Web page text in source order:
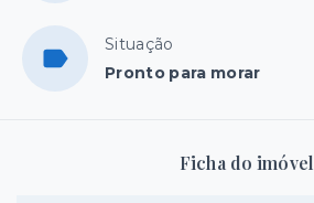
Situação
Pronto para morar
Ficha do imóvel